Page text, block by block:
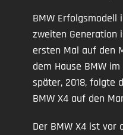
BMW
zweiten Generation
ersten Mal auf den
dem Hause BMW
später, 2018, folgte
BMW X4 auf den
Der BMW X4 ist vor